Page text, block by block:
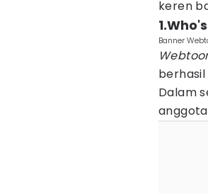
keren
Banner
Dalam
anggota